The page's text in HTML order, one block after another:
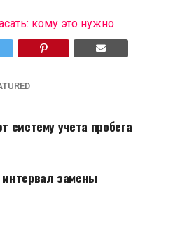
кому это нужно
систему учета пробега
замены